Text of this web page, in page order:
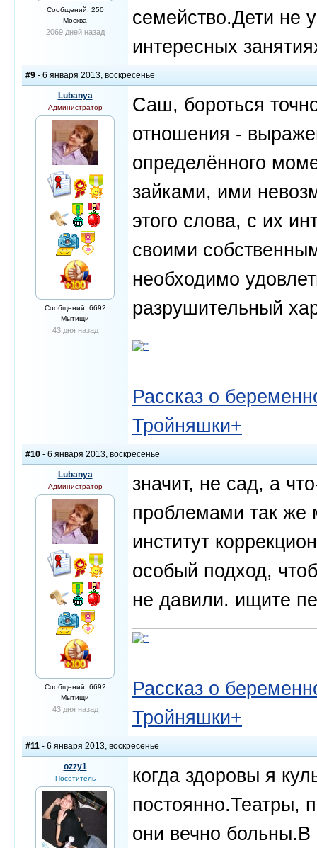
Сообщений: 250
Москва
2069 дней назад
семейство.Дети не
интересных
#9 - 6 января 2013, воскресенье
Lubanya
Администратор
Сообщений: 6692
Мытищи
43 дня назад
Саш, бороться
отношения -
определённого
зайками, ими
этого слова, с их
своими
необходимо
разрушительный
Рассказ о
Тройняшки+
#10 - 6 января 2013, воскресенье
Lubanya
Администратор
Сообщений: 6692
Мытищи
43 дня назад
значит, не сад, а
проблемами так же
институт
особый подход,
не давили. ищите
Рассказ о
Тройняшки+
#11 - 6 января 2013, воскресенье
ozzy1
Посетитель
когда здоровы я
постоянно.Театры,
они вечно больны.В